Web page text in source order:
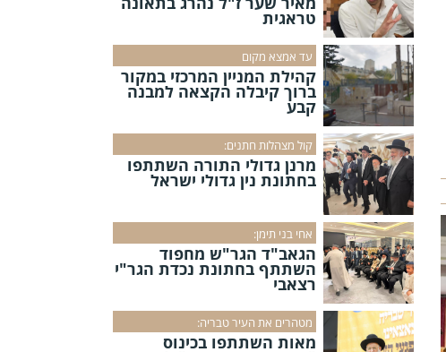
טראגית
עד אמצא מקום
קהילת המניין המרכזי במקור
ברוך קיבלה הקצאה למבנה
קבע
קול מצהלות חתנים:
מרנן גדולי התורה השתתפו
בחתונת נין גדולי ישראל
אחי בני תימן:
הגאב"ד הגר"ש מחפוד
השתתף בחתונת נכדת הגר"י
רצאבי
מטהרים את העיר טבריה:
מאות השתתפו בכינוס